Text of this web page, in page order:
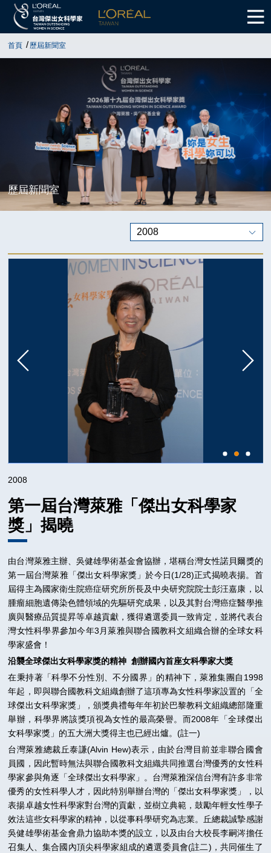
首頁 歷屆新聞室
歷屆新聞室
2008
2026
2025
2024
2023
2022
2019
2018
2017
2016
2015
2012
2009
2008
2008
第一屆台灣萊雅「傑出女科學家
獎」揭曉
由台灣萊雅主辦、吳健雄學術基金會協辦，堪稱台灣女性諾貝爾獎的
第一屆台灣萊雅「傑出女科學家獎」於今日(1/28)正式揭曉表揚。首
屆得主為國家衛生院癌症研究所所長及中央研究院院士彭汪嘉康，以
腫瘤細胞遺傳染色體領域的先驅研究成果，以及其對台灣癌症醫學推
廣與醫療品質提昇等卓越貢獻，獲得遴選委員一致肯定，並將代表台
灣女性科學界參加今年3月萊雅與聯合國教科文組織合辦的全球女科
學家盛會！
沿襲全球傑出女科學家獎的精神 創辦國內首座女科學家大獎
在秉持著「科學不分性別、不分國界」的精神下，萊雅集團自1998
年起，即與聯合國教科文組織創辦了這項專為女性科學家設置的「全
球傑出女科學家獎」，頒獎典禮每年年初於巴黎教科文組織總部隆重
舉辦，科學界將該獎項視為女性的最高榮譽。而2008年「全球傑出
女科學家獎」的五大洲大獎得主也已經出爐。(註一)
台灣萊雅總裁丘泰謙(Alvin Hew)表示，由於台灣目前並非聯合國會
員國，因此暫時無法與聯合國教科文組織共同推選台灣優秀的女性科
學家參與角逐「全球傑出女科學家」。台灣萊雅深信台灣有許多非常
優秀的女性科學人才，因此特別舉辦台灣的「傑出女科學家獎」，以
表揚卓越女性科學家對台灣的貢獻，並樹立典範，鼓勵年輕女性學子
效法這些女科學家的精神，以從事科學研究為志業。丘總裁誠摯感謝
吳健雄學術基金會鼎力協助本獎的設立，以及由台大校長李嗣涔擔任
召集人、集合國內頂尖科學家組成的遴選委員會(註二)，共同催生了